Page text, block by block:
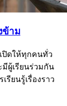
ข้าม
ปิดให้ทุกคนทั่ว
ผู้เรียนร่วมกัน
รียนรู้เรื่องราว